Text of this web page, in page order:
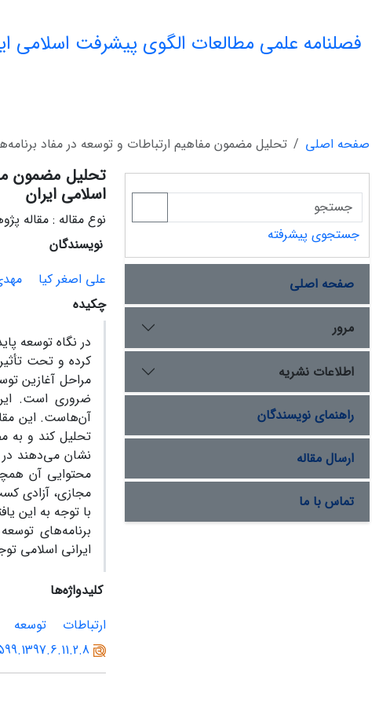
فصلنامه علمی مطالعات الگوی پیشرفت اسلامی
صفحه اصلی تحلیل مضمون مفاهیم ارتباطات و توسعه در مفاد
تحلیل مضمون
اسلامی ایران
نوع مقاله : مقاله
نویسندگان
علی اصغر کیا
چکیده
در نگاه توسعه
کرده و تحت
مراحل آغازین
ضروری است.
آن‌هاست. این
تحلیل کند و به
نشان می‌دهند در
محتوایی آن
مجازی، آزادی
با توجه به این
برنامه‌های
ایرانی اسلامی
کلیدواژه‌ها
ارتباطات
توسعه
جستجوی پیشرفته
صفحه اصلی
مرور
اطلاعات نشریه
راهنمای نویسندگان
ارسال مقاله
تماس با ما